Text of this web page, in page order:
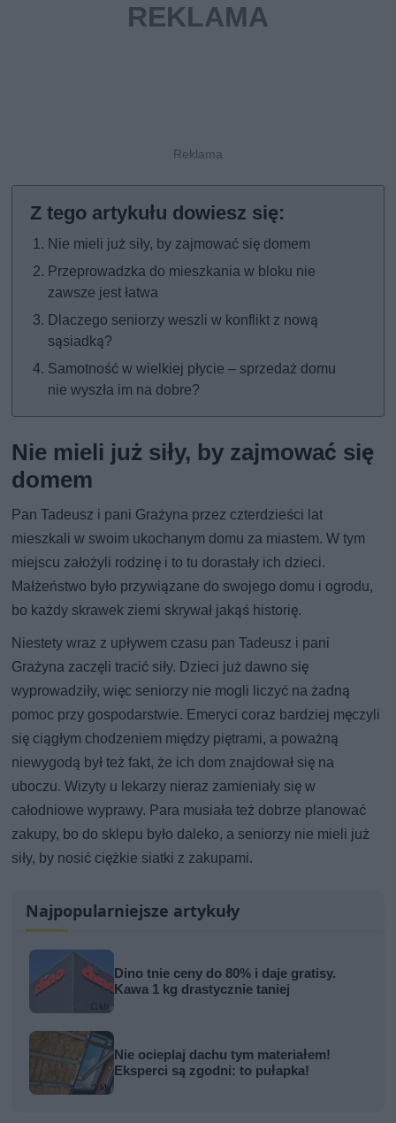
Nie mieli już siły, by zajmować się domem
Przeprowadzka do mieszkania w bloku nie
zawsze jest łatwa
Dlaczego seniorzy weszli w konflikt z nową
sąsiadką?
Samotność w wielkiej płycie – sprzedaż domu
nie wyszła im na dobre?
Nie mieli już siły, by zajmować się
domem
Pan Tadeusz i pani Grażyna przez czterdzieści lat
mieszkali w swoim ukochanym domu za miastem. W tym
miejscu założyli rodzinę i to tu dorastały ich dzieci.
Małżeństwo było przywiązane do swojego domu i ogrodu,
bo każdy skrawek ziemi skrywał jakąś historię.
Niestety wraz z upływem czasu pan Tadeusz i pani
Grażyna zaczęli tracić siły. Dzieci już dawno się
wyprowadziły, więc seniorzy nie mogli liczyć na żadną
pomoc przy gospodarstwie. Emeryci coraz bardziej męczyli
się ciągłym chodzeniem między piętrami, a poważną
niewygodą był też fakt, że ich dom znajdował się na
uboczu. Wizyty u lekarzy nieraz zamieniały się w
całodniowe wyprawy. Para musiała też dobrze planować
zakupy, bo do sklepu było daleko, a seniorzy nie mieli już
siły, by nosić ciężkie siatki z zakupami.
Najpopularniejsze artykuły
Dino tnie ceny do 80% i daje gratisy.
Kawa 1 kg drastycznie taniej
Nie ocieplaj dachu tym materiałem!
Eksperci są zgodni: to pułapka!